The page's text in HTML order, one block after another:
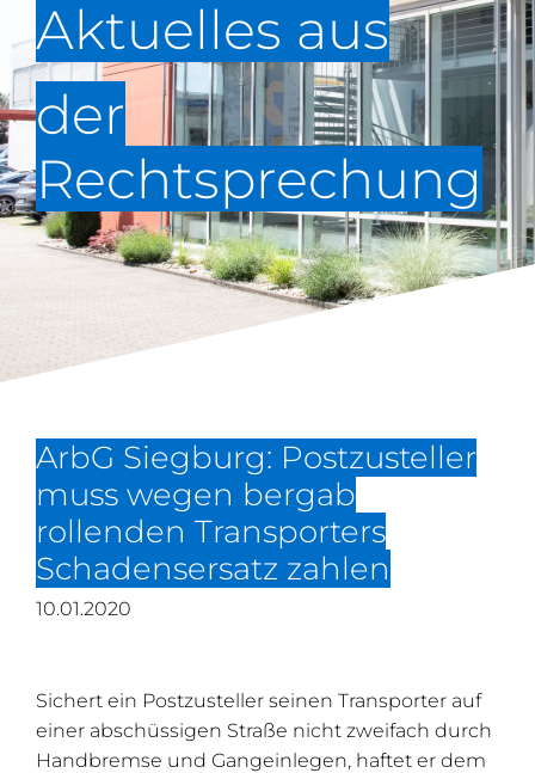
Aktuelles aus
der
Rechtsprechung
ArbG Siegburg: Postzusteller
muss wegen bergab
rollenden Transporters
Schadensersatz zahlen
10.01.2020
Sichert ein Postzusteller seinen Transporter auf
einer abschüssigen Straße nicht zweifach durch
Handbremse und Gangeinlegen, haftet er dem